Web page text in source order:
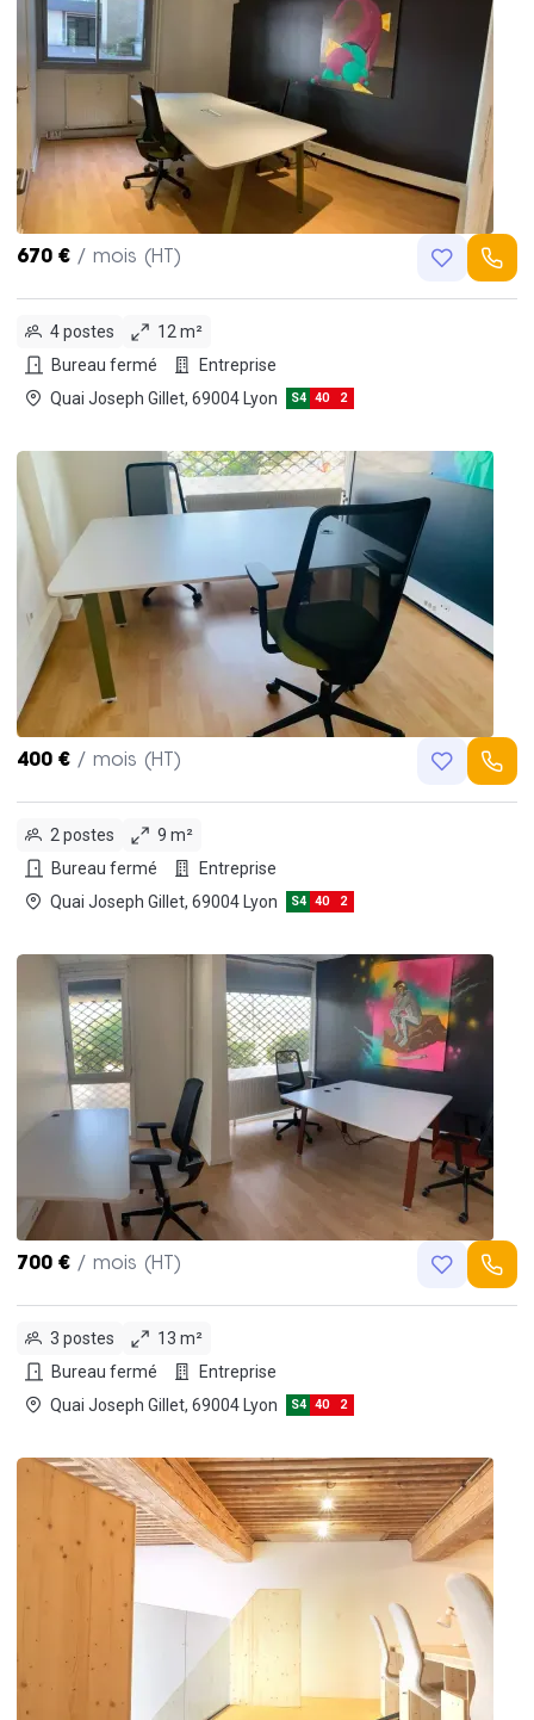
670 € / mois (HT)
4 postes
12 m²
Bureau fermé
Entreprise
Quai Joseph Gillet, 69004 Lyon
S4 40 2
400 € / mois (HT)
2 postes
9 m²
Bureau fermé
Entreprise
Quai Joseph Gillet, 69004 Lyon
S4 40 2
700 € / mois (HT)
3 postes
13 m²
Bureau fermé
Entreprise
Quai Joseph Gillet, 69004 Lyon
S4 40 2